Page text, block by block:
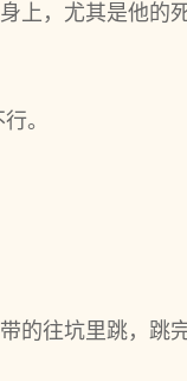
上，尤其是他的
。
的往坑里跳，跳